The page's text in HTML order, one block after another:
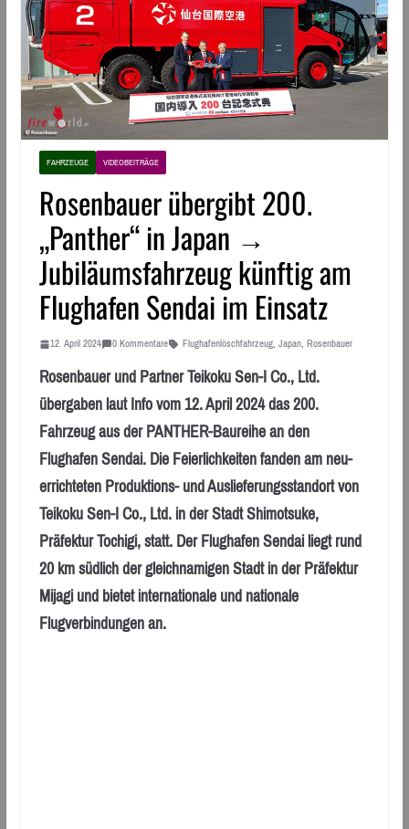
FAHRZEUGE VIDEOBEITRÄGE
Rosenbauer übergibt 200.
„Panther“ in Japan →
Jubiläumsfahrzeug künftig am
Flughafen Sendai im Einsatz
12. April 2024 0 Kommentare Flughafenlöschfahrzeug, Japan, Rosenbauer
Rosenbauer und Partner Teikoku Sen-I Co., Ltd.
übergaben laut Info vom 12. April 2024 das 200.
Fahrzeug aus der PANTHER-Baureihe an den
Flughafen Sendai. Die Feierlichkeiten fanden am neu-
errichteten Produktions- und Auslieferungsstandort von
Teikoku Sen-I Co., Ltd. in der Stadt Shimotsuke,
Präfektur Tochigi, statt. Der Flughafen Sendai liegt rund
20 km südlich der gleichnamigen Stadt in der Präfektur
Mijagi und bietet internationale und nationale
Flugverbindungen an.